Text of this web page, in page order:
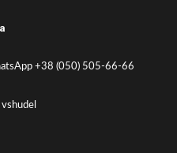
+38 (050) 505-66-66